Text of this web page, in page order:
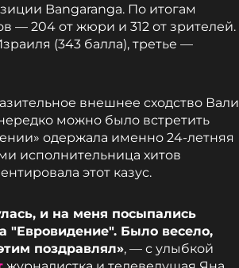
Bangaranga. По итогам
— 204 от жюри и 312 от зрителей.
(343 балла), третье —
внешнее сходство Вали
можно было встретить
одержала именно 24-летняя
исполнительница хитов
этот казус.
и на меня посыпались
"Евровидение". Было весело,
поздравлял», — с улыбкой